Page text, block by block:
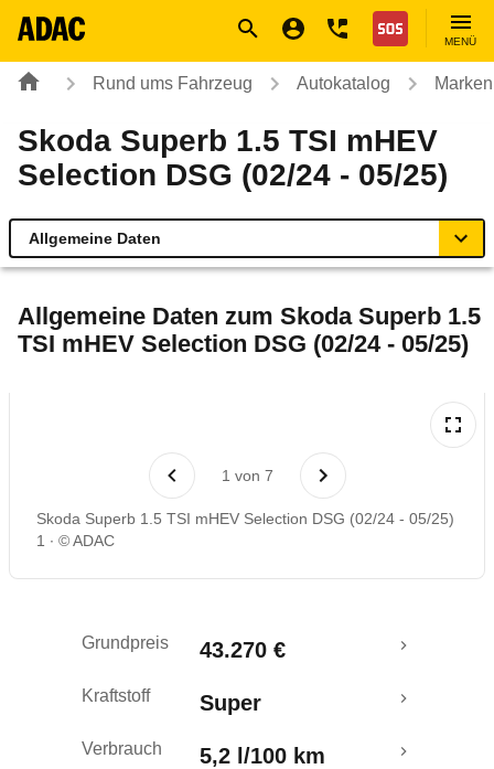
Nothilfe
MENÜ
Rund ums Fahrzeug Autokatalog
Skoda Superb 1.5 TSI mHEV
Selection DSG (02/24 - 05/25)
Allgemeine Daten
Technische Daten
Laufende Kosten
Rückrufe & Mängel
Allgemeine Daten zum Skoda Superb 1.5
TSI mHEV Selection DSG (02/24 - 05/25)
1 von 7
Skoda Superb 1.5 TSI mHEV Selection DSG (02/24 - 05/25)
1
© ADAC
Grundpreis 43.270 €
Kraftstoff Super
Verbrauch 5,2 l/100 km